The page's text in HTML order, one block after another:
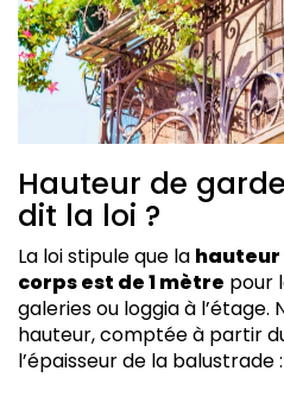
Hauteur de
dit la loi ?
La loi stipule que la hauteur
corps est de 1 mètre pour
galeries ou loggia à
hauteur, comptée à partir
l’épaisseur de la balustrade :